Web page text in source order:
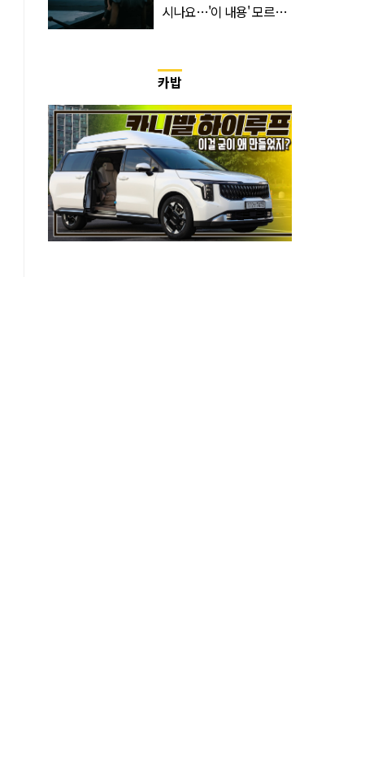
시나요…'이 내용' 모르고
카밥